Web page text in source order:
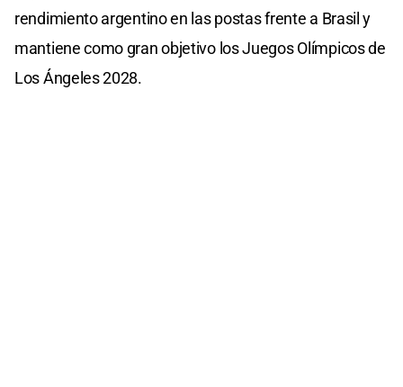
rendimiento argentino en las postas frente a Brasil y
mantiene como gran objetivo los Juegos Olímpicos de
Los Ángeles 2028.